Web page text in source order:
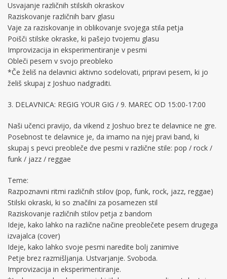
Usvajanje različnih stilskih okraskov
Raziskovanje različnih barv glasu
Vaje za raziskovanje in oblikovanje svojega stila petja
Poišči stilske okraske, ki pašejo tvojemu glasu
Improvizacija in eksperimentiranje v pesmi
Obleči pesem v svojo preobleko
*Če želiš na delavnici aktivno sodelovati, pripravi pesem, ki jo
želiš skupaj z Joshuo nadgraditi.
3. DELAVNICA: REGIG YOUR GIG / 9. MAREC OD 15:00-17:00
Naši učenci pravijo, da vikend z Joshuo brez te delavnice ne gre.
Posebnost te delavnice je, da imamo na njej pravi band, ki
skupaj s pevci preobleče dve pesmi v različne stile: pop / rock /
funk / jazz / reggae
Teme:
Razpoznavni ritmi različnih stilov (pop, funk, rock, jazz, reggae)
Stilski okraski, ki so značilni za posamezen stil
Raziskovanje različnih stilov petja z bandom
Ideje, kako lahko na različne načine preoblečete pesem drugega
izvajalca (cover)
Ideje, kako lahko svoje pesmi naredite bolj zanimive
Petje brez razmišljanja. Ustvarjanje. Svoboda.
Improvizacija in eksperimentiranje.